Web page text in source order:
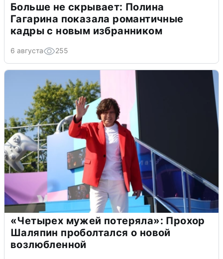
Больше не скрывает: Полина
Гагарина показала романтичные
кадры с новым избранником
6 августа 255
«Четырех мужей потеряла»: Прохор
Шаляпин проболтался о новой
возлюбленной